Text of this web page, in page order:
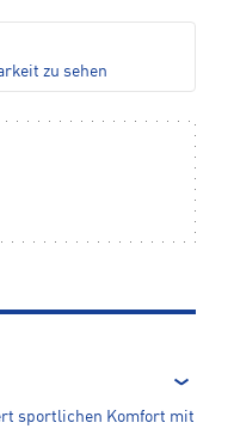
zu sehen
sportlichen Komfort mit